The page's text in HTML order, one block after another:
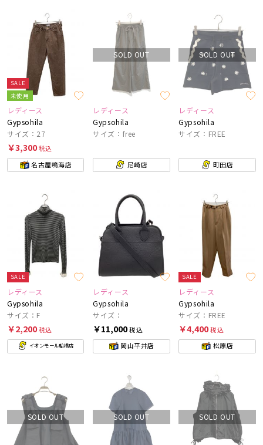
SALE
未使用
レディース
Gypsohila
サイズ：27
￥3,300税込
名古屋鳴海店
SOLD OUT
レディース
Gypsohila
サイズ：free
尼崎店
SOLD OUT
レディース
Gypsohila
サイズ：FREE
町田店
SALE
レディース
Gypsohila
サイズ：F
￥2,200税込
イオンモール船橋店
レディース
Gypsohila
サイズ：
￥11,000税込
岡山平井店
SALE
レディース
Gypsohila
サイズ：FREE
￥4,400税込
松原店
SOLD OUT SOLD OUT SOLD OUT